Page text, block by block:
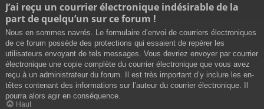
J’ai reçu un courrier électronique indésirable de la
part de quelqu’un sur ce forum !
Nous en sommes navrés. Le formulaire d’envoi de courriers électroniques
de ce forum possède des protections qui essaient de repérer les
utilisateurs envoyant de tels messages. Vous devriez envoyer par courrier
électronique une copie complète du courrier électronique que vous avez
reçu à un administrateur du forum. Il est très important d’y inclure les en-
têtes contenant des informations sur l’auteur du courrier électronique. Il
pourra alors agir en conséquence.
Haut